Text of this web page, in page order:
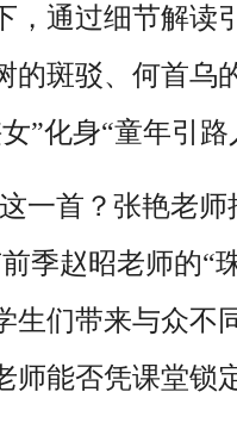
，通过细节解读
的斑驳、何首乌
”化身“童年引路
一首？张艳老
季赵昭老师的“
生们带来与众不
师能否凭课堂锁